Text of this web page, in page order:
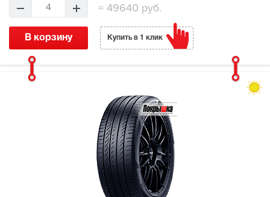
4 = 49640 руб.
В корзину Купить в 1 клик